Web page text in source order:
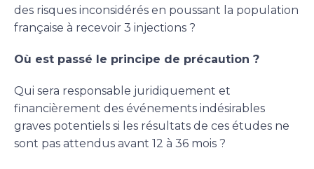
des risques inconsidérés en poussant la population
française à recevoir 3 injections ?
Où est passé le principe de précaution ?
Qui sera responsable juridiquement et
financièrement des événements indésirables
graves potentiels si les résultats de ces études ne
sont pas attendus avant 12 à 36 mois ?